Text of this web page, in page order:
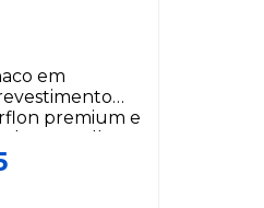
em
premium e
vermelho